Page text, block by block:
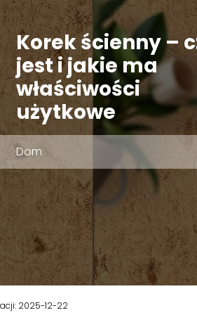
Korek ścienny –
jest i jakie ma
właściwości
użytkowe
Dom
2025-12-22